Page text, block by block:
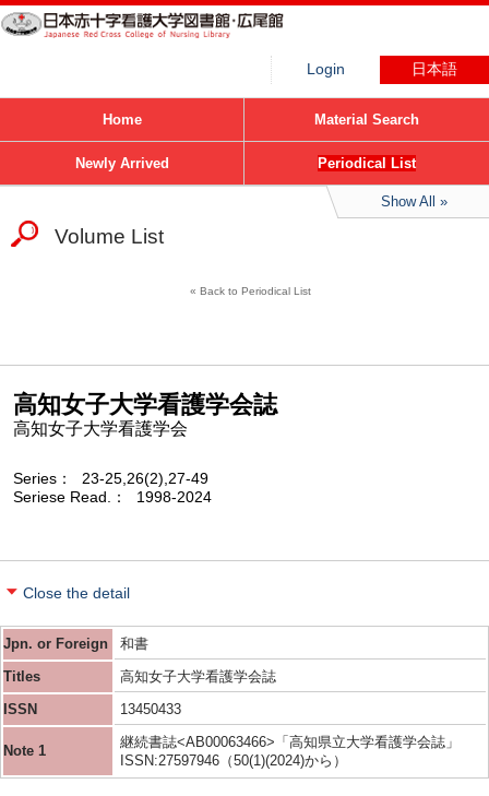
Login 日本語
Home Material Search
Newly Arrived Periodical List
Show All
Volume List
Back to Periodical List
高知女子大学看護学会誌
高知女子大学看護学会
Series
23-25,26(2),27-49
Seriese Read.
1998-2024
Close the detail
Jpn. or Foreign
和書
Titles
高知女子大学看護学会誌
ISSN
13450433
Note 1
継続書誌<AB00063466>「高知県立大学看護学会誌」
ISSN:27597946（50(1)(2024)から）